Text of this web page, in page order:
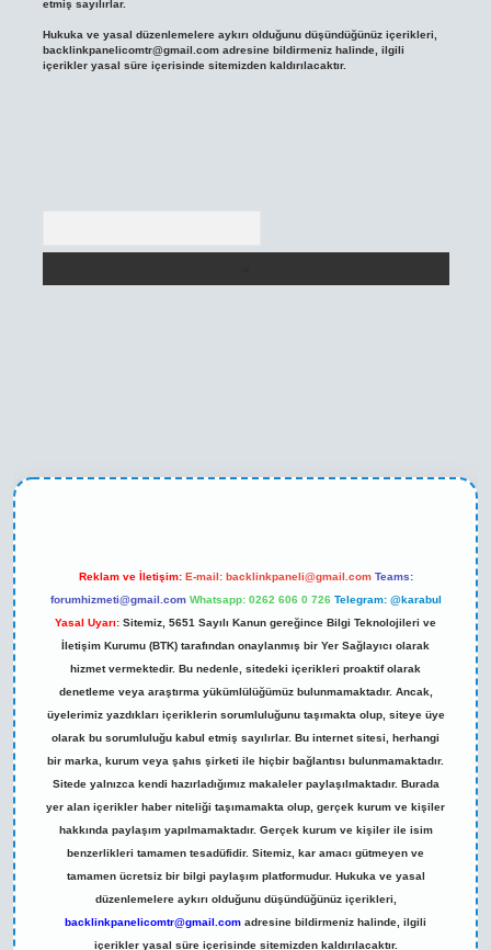
etmiş sayılırlar.
Hukuka ve yasal düzenlemelere aykırı olduğunu düşündüğünüz içerikleri,
backlinkpanelicomtr@gmail.comadresine bildirmeniz halinde, ilgili
içerikler yasal süre içerisinde sitemizden kaldırılacaktır.
Reklam ve İletişim: E-mail: backlinkpaneli@gmail.com Teams:
forumhizmeti@gmail.com Whatsapp: 0262 606 0 726 Telegram: @karabul
Yasal Uyarı: Sitemiz, 5651 Sayılı Kanun gereğince Bilgi Teknolojileri ve
İletişim Kurumu (BTK) tarafından onaylanmış bir Yer Sağlayıcı olarak
hizmet vermektedir. Bu nedenle, sitedeki içerikleri proaktif olarak
denetleme veya araştırma yükümlülüğümüz bulunmamaktadır. Ancak,
üyelerimiz yazdıkları içeriklerin sorumluluğunu taşımakta olup, siteye üye
olarak bu sorumluluğu kabul etmiş sayılırlar. Bu internet sitesi, herhangi
bir marka, kurum veya şahıs şirketi ile hiçbir bağlantısı bulunmamaktadır.
Sitede yalnızca kendi hazırladığımız makaleler paylaşılmaktadır. Burada
yer alan içerikler haber niteliği taşımamakta olup, gerçek kurum ve kişiler
hakkında paylaşım yapılmamaktadır. Gerçek kurum ve kişiler ile isim
benzerlikleri tamamen tesadüfidir. Sitemiz, kar amacı gütmeyen ve
tamamen ücretsiz bir bilgi paylaşım platformudur. Hukuka ve yasal
düzenlemelere aykırı olduğunu düşündüğünüz içerikleri,
backlinkpanelicomtr@gmail.com adresine bildirmeniz halinde, ilgili
içerikler yasal süre içerisinde sitemizden kaldırılacaktır.